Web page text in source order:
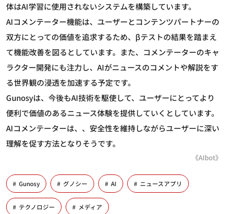
体はAI学習に使用されないシステムを構築しています。
AIコメンテーター機能は、ユーザーとコンテンツパートナーの
双方にとっての価値を追求するため、βテストの結果を踏まえ
て機能改善を図るとしています。また、コメンテーターのキャ
ラクター開発にも注力し、AIがニュースのコメントや解説をす
る世界観の浸透を加速する予定です。
Gunosyは、今後もAI技術を駆使して、ユーザーにとってより
便利で価値のあるニュース体験を提供していくとしています。
AIコメンテーターは、、安全性を維持しながらユーザーに深い
理解を促す方法となりそうです。
《AIbot》
Gunosy グノシー AI ニュースアプリ
テクノロジー メディア